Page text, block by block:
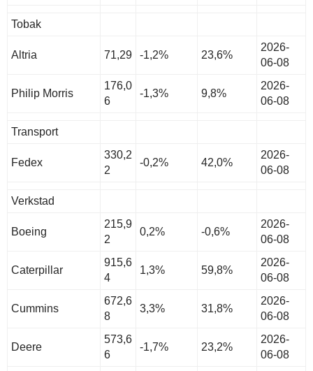
Tobak
Altria 71,29 -1,2% 23,6%
2026-
06-08
Philip Morris
176,0
6
-1,3% 9,8%
2026-
06-08
Transport
Fedex
330,2
2
-0,2% 42,0%
2026-
06-08
Verkstad
Boeing
215,9
2
0,2% -0,6%
2026-
06-08
Caterpillar
915,6
4
1,3% 59,8%
2026-
06-08
Cummins
672,6
8
3,3% 31,8%
2026-
06-08
Deere
573,6
6
-1,7% 23,2%
2026-
06-08